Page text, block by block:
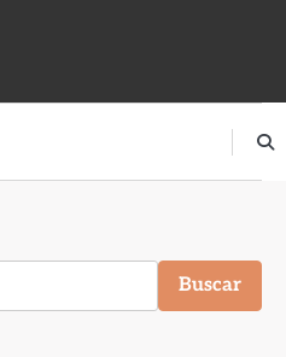
Buscar